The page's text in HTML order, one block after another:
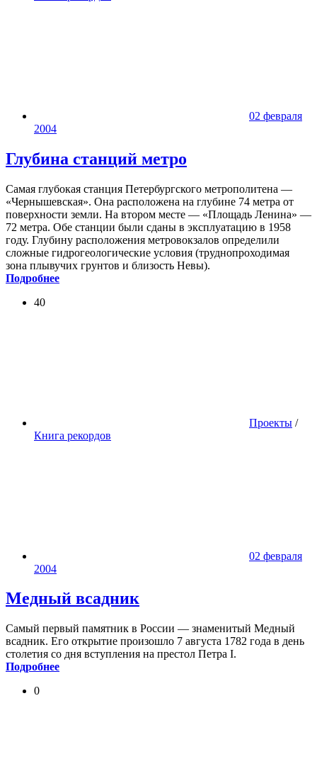
02 февраля
2004
Глубина станций метро
Самая глубокая станция Петербургского метрополитена —
«Чернышевская». Она расположена на глубине 74 метра от
поверхности земли. На втором месте — «Площадь Ленина» —
72 метра. Обе станции были сданы в эксплуатацию в 1958
году. Глубину расположения метровокзалов определили
сложные гидрогеологические условия (труднопроходимая
зона плывучих грунтов и близость Невы).
Подробнее
40
Проекты /
Книга рекордов
02 февраля
2004
Медный всадник
Cамый первый памятник в России — знаменитый Медный
всадник. Его открытие произошло 7 августа 1782 года в день
столетия со дня вступления на престол Петра I.
Подробнее
0